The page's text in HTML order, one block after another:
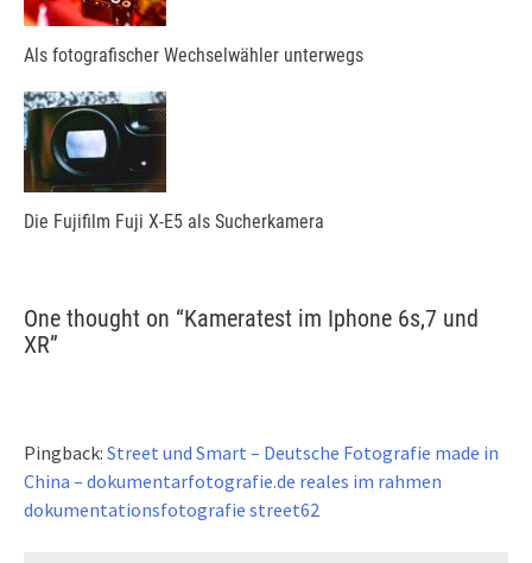
Als fotografischer Wechselwähler unterwegs
Die Fujifilm Fuji X-E5 als Sucherkamera
One thought on “Kameratest im Iphone 6s,7 und
XR”
Pingback: Street und Smart – Deutsche Fotografie made in
China – dokumentarfotografie.de reales im rahmen
dokumentationsfotografie street62